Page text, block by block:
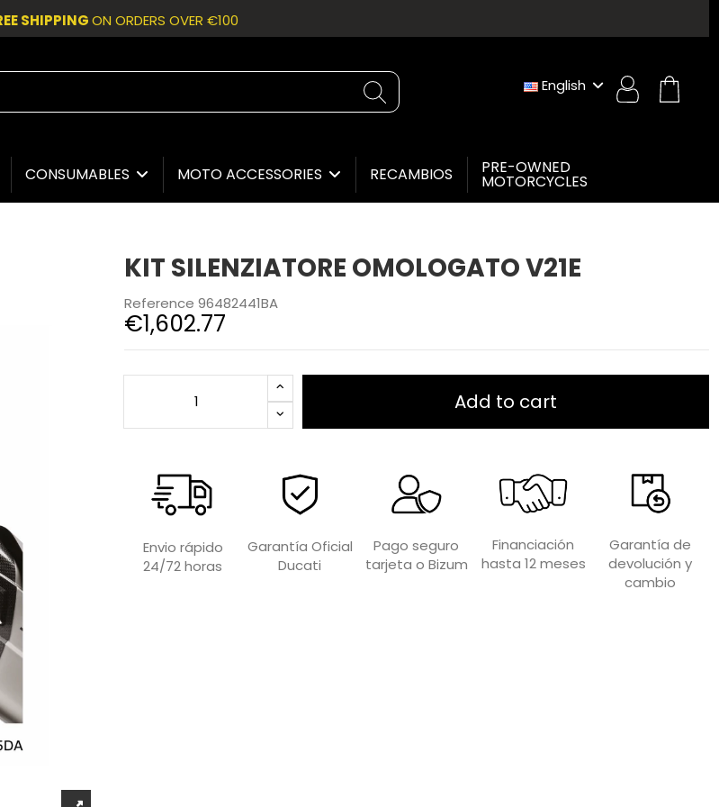
SHIPPINGON ORDERS OVER €100
English
CONSUMABLES MOTO ACCESSORIES RECAMBIOS PRE-OWNED
MOTORCYCLES
KIT SILENZIATORE OMOLOGATO V21E
Reference 96482441BA
€1,602.77
Add to cart
Envio rápido
24/72 horas
Garantía Oficial
Ducati
Pago seguro
tarjeta o Bizum
Financiación
hasta 12 meses
Garantía de
devolución y
cambio